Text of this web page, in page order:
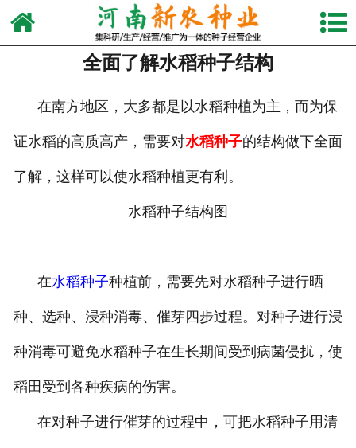
网站首页
关于我们
产品中心
新闻动态
全面了解水稻种子结构
在南方地区，大多都是以水稻种植为主，而为保
证水稻的高质高产，需要对水稻种子的结构做下全面
了解，这样可以使水稻种植更有利。
水稻种子结构图
在水稻种子种植前，需要先对水稻种子进行晒
种、选种、浸种消毒、催芽四步过程。对种子进行浸
种消毒可避免水稻种子在生长期间受到病菌侵扰，使
稻田受到各种疾病的伤害。
在对种子进行催芽的过程中，可把水稻种子用清